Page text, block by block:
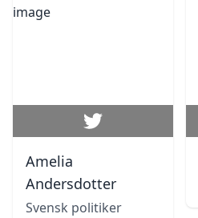
Amelia
Andersdotter
Svensk politiker